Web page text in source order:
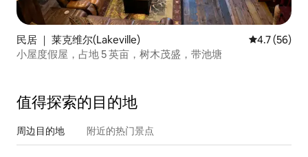
民居 ｜ 莱克维尔(Lakeville) 平均评分
4.7 (56)
小屋度假屋，占地 5 英亩，树木茂盛，带池塘
值得探索的目的地
周边目的地 附近的热门景点